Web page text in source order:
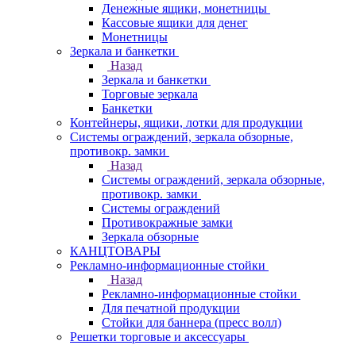
Денежные ящики, монетницы
Кассовые ящики для денег
Монетницы
Зеркала и банкетки
Назад
Зеркала и банкетки
Торговые зеркала
Банкетки
Контейнеры, ящики, лотки для продукции
Системы ограждений, зеркала обзорные,
противокр. замки
Назад
Системы ограждений, зеркала обзорные,
противокр. замки
Системы ограждений
Противокражные замки
Зеркала обзорные
КАНЦТОВАРЫ
Рекламно-информационные стойки
Назад
Рекламно-информационные стойки
Для печатной продукции
Стойки для баннера (пресс волл)
Решетки торговые и аксессуары